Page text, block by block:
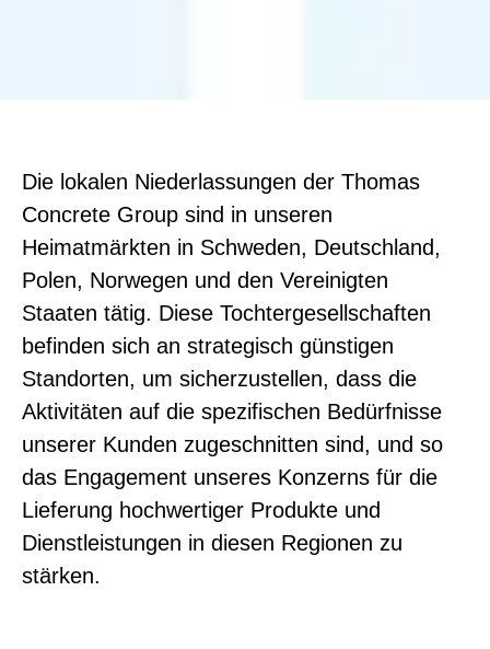
Die lokalen Niederlassungen der Thomas
Concrete Group sind in unseren
Heimatmärkten in Schweden, Deutschland,
Polen, Norwegen und den Vereinigten
Staaten tätig. Diese Tochtergesellschaften
befinden sich an strategisch günstigen
Standorten, um sicherzustellen, dass die
Aktivitäten auf die spezifischen Bedürfnisse
unserer Kunden zugeschnitten sind, und so
das Engagement unseres Konzerns für die
Lieferung hochwertiger Produkte und
Dienstleistungen in diesen Regionen zu
stärken.